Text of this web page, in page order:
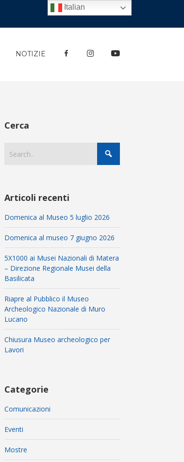
NOTIZIE FACEBOOKINSTAGRAMYOUTUBE
Cerca
Articoli recenti
Domenica al Museo 5 luglio 2026
Domenica al museo 7 giugno 2026
5X1000 ai Musei Nazionali di Matera
– Direzione Regionale Musei della
Basilicata
Riapre al Pubblico il Museo
Archeologico Nazionale di Muro
Lucano
Chiusura Museo archeologico per
Lavori
Categorie
Comunicazioni
Eventi
Mostre
Italian